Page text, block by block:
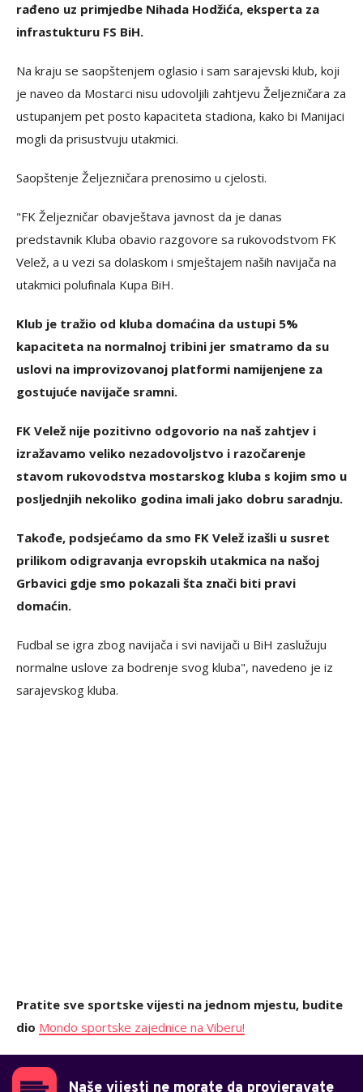
rađeno uz primjedbe Nihada Hodžića, eksperta za
infrastukturu FS BiH.
Na kraju se saopštenjem oglasio i sam sarajevski klub, koji
je naveo da Mostarci nisu udovoljili zahtjevu Željezničara za
ustupanjem pet posto kapaciteta stadiona, kako bi Manijaci
mogli da prisustvuju utakmici.
Saopštenje Željezničara prenosimo u cjelosti.
"FK Željezničar obavještava javnost da je danas
predstavnik Kluba obavio razgovore sa rukovodstvom FK
Velež, a u vezi sa dolaskom i smještajem naših navijača na
utakmici polufinala Kupa BiH.
Klub je tražio od kluba domaćina da ustupi 5%
kapaciteta na normalnoj tribini jer smatramo da su
uslovi na improvizovanoj platformi namijenjene za
gostujuće navijače sramni.
FK Velež nije pozitivno odgovorio na naš zahtjev i
izražavamo veliko nezadovoljstvo i razočarenje
stavom rukovodstva mostarskog kluba s kojim smo u
posljednjih nekoliko godina imali jako dobru saradnju.
Takođe, podsjećamo da smo FK Velež izašli u susret
prilikom odigravanja evropskih utakmica na našoj
Grbavici gdje smo pokazali šta znači biti pravi
domaćin.
Fudbal se igra zbog navijača i svi navijači u BiH zaslužuju
normalne uslove za bodrenje svog kluba", navedeno je iz
sarajevskog kluba.
Pratite sve sportske vijesti na jednom mjestu, budite
dio Mondo sportske zajednice na Viberu!